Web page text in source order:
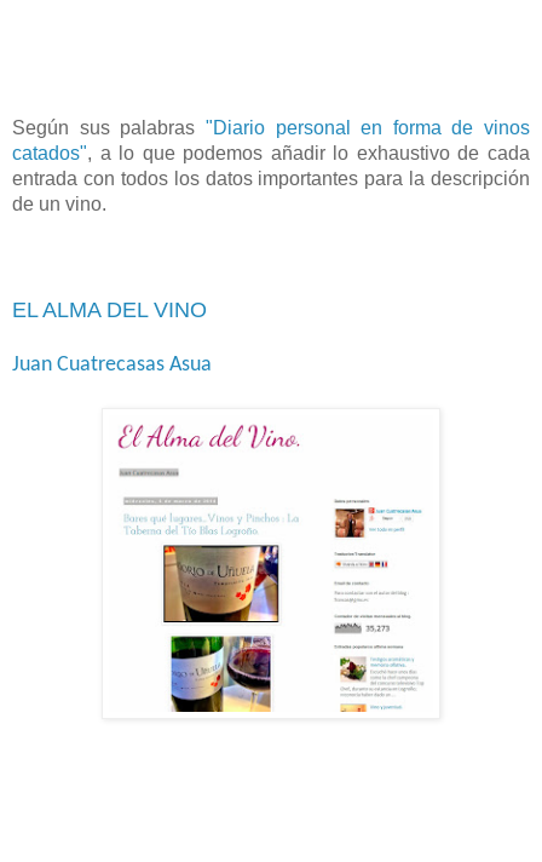
Según sus palabras "Diario personal en forma de vinos
catados", a lo que podemos añadir lo exhaustivo de cada
entrada con todos los datos importantes para la descripción
de un vino.
EL ALMA DEL VINO
Juan Cuatrecasas Asua